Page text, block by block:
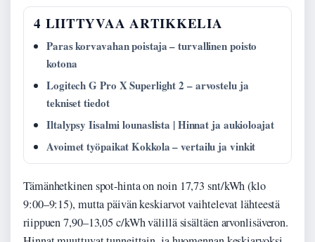
4 LIITTYVAA ARTIKKELIA
Paras korvavahan poistaja – turvallinen poisto
kotona
Logitech G Pro X Superlight 2 – arvostelu ja
tekniset tiedot
Iltalypsy Iisalmi lounaslista | Hinnat ja aukioloajat
Avoimet työpaikat Kokkola – vertailu ja vinkit
Tämänhetkinen spot-hinta on noin 17,73 snt/kWh (klo
9:00–9:15), mutta päivän keskiarvot vaihtelevat lähteestä
riippuen 7,90–13,05 c/kWh välillä sisältäen arvonlisäveron.